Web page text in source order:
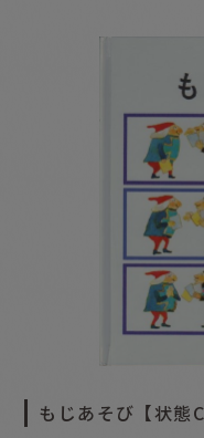
もじあそび【状態C